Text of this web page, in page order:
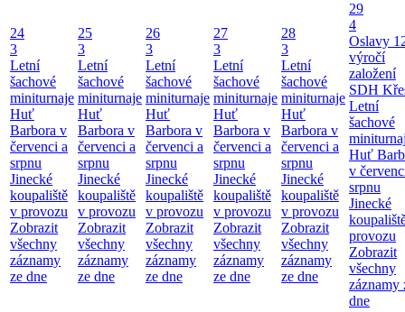
24
3
Letní
šachové
miniturnaje
Huť
Barbora v
červenci a
srpnu
Jinecké
koupaliště
v provozu
Zobrazit
všechny
záznamy
ze dne
25
3
Letní
šachové
miniturnaje
Huť
Barbora v
červenci a
srpnu
Jinecké
koupaliště
v provozu
Zobrazit
všechny
záznamy
ze dne
26
3
Letní
šachové
miniturnaje
Huť
Barbora v
červenci a
srpnu
Jinecké
koupaliště
v provozu
Zobrazit
všechny
záznamy
ze dne
27
3
Letní
šachové
miniturnaje
Huť
Barbora v
červenci a
srpnu
Jinecké
koupaliště
v provozu
Zobrazit
všechny
záznamy
ze dne
28
3
Letní
šachové
miniturnaje
Huť
Barbora v
červenci a
srpnu
Jinecké
koupaliště
v provozu
Zobrazit
všechny
záznamy
ze dne
29
4
Oslavy
výročí
založení
SDH
Letní
šachové
Huť
v
srpnu
Jinecké
provozu
Zobrazit
všechny
záznamy
dne